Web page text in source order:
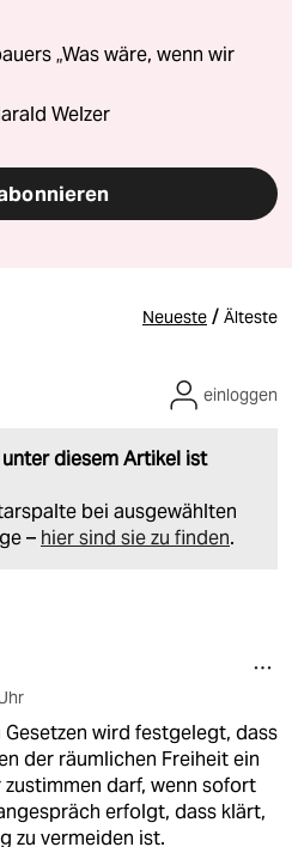
„Was wäre, wenn wir
Welzer
Neueste / Älteste
diesem Artikel ist
bei ausgewählten
– hier sind sie zu finden.
einloggen
wird festgelegt, dass
der räumlichen Freiheit ein
darf, wenn sofort
erfolgt, dass klärt,
zu vermeiden ist.